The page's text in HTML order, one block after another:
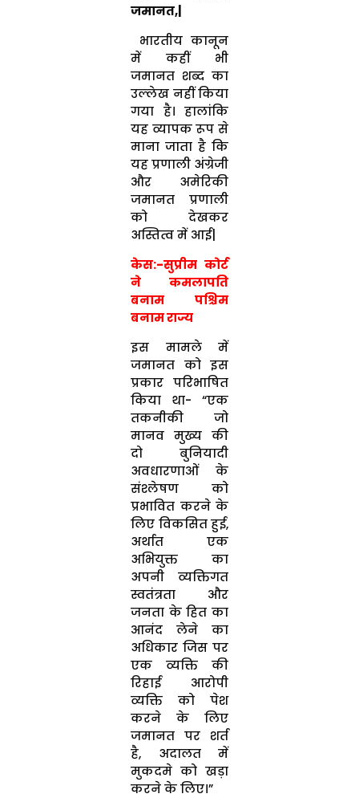
जमानत,|
भारतीय कानून
में कहीं भी
जमानत शब्द का
उल्लेख नहीं किया
गया है। हालांकि
यह व्यापक रूप से
माना जाता है कि
यह प्रणाली अंग्रेजी
और अमेरिकी
जमानत प्रणाली
को देखकर
अस्तित्व में आई|
केस:-सुप्रीम कोर्ट
ने कमलापति
बनाम पश्चिम
बनाम राज्य
इस मामले में
जमानत को इस
प्रकार परिभाषित
किया था- “एक
तकनीकी जो
मानव मुख्य की
दो बुनियादी
अवधारणाओं के
संश्लेषण को
प्रभावित करने के
लिए विकसित हुई,
अर्थात एक
अभियुक्त का
अपनी व्यक्तिगत
स्वतंत्रता और
जनता के हित का
आनंद लेने का
अधिकार जिस पर
एक व्यक्ति की
रिहाई आरोपी
व्यक्ति को पेश
करने के लिए
जमानत पर शर्त
है, अदालत में
मुकदमे को खड़ा
करने के लिए।”